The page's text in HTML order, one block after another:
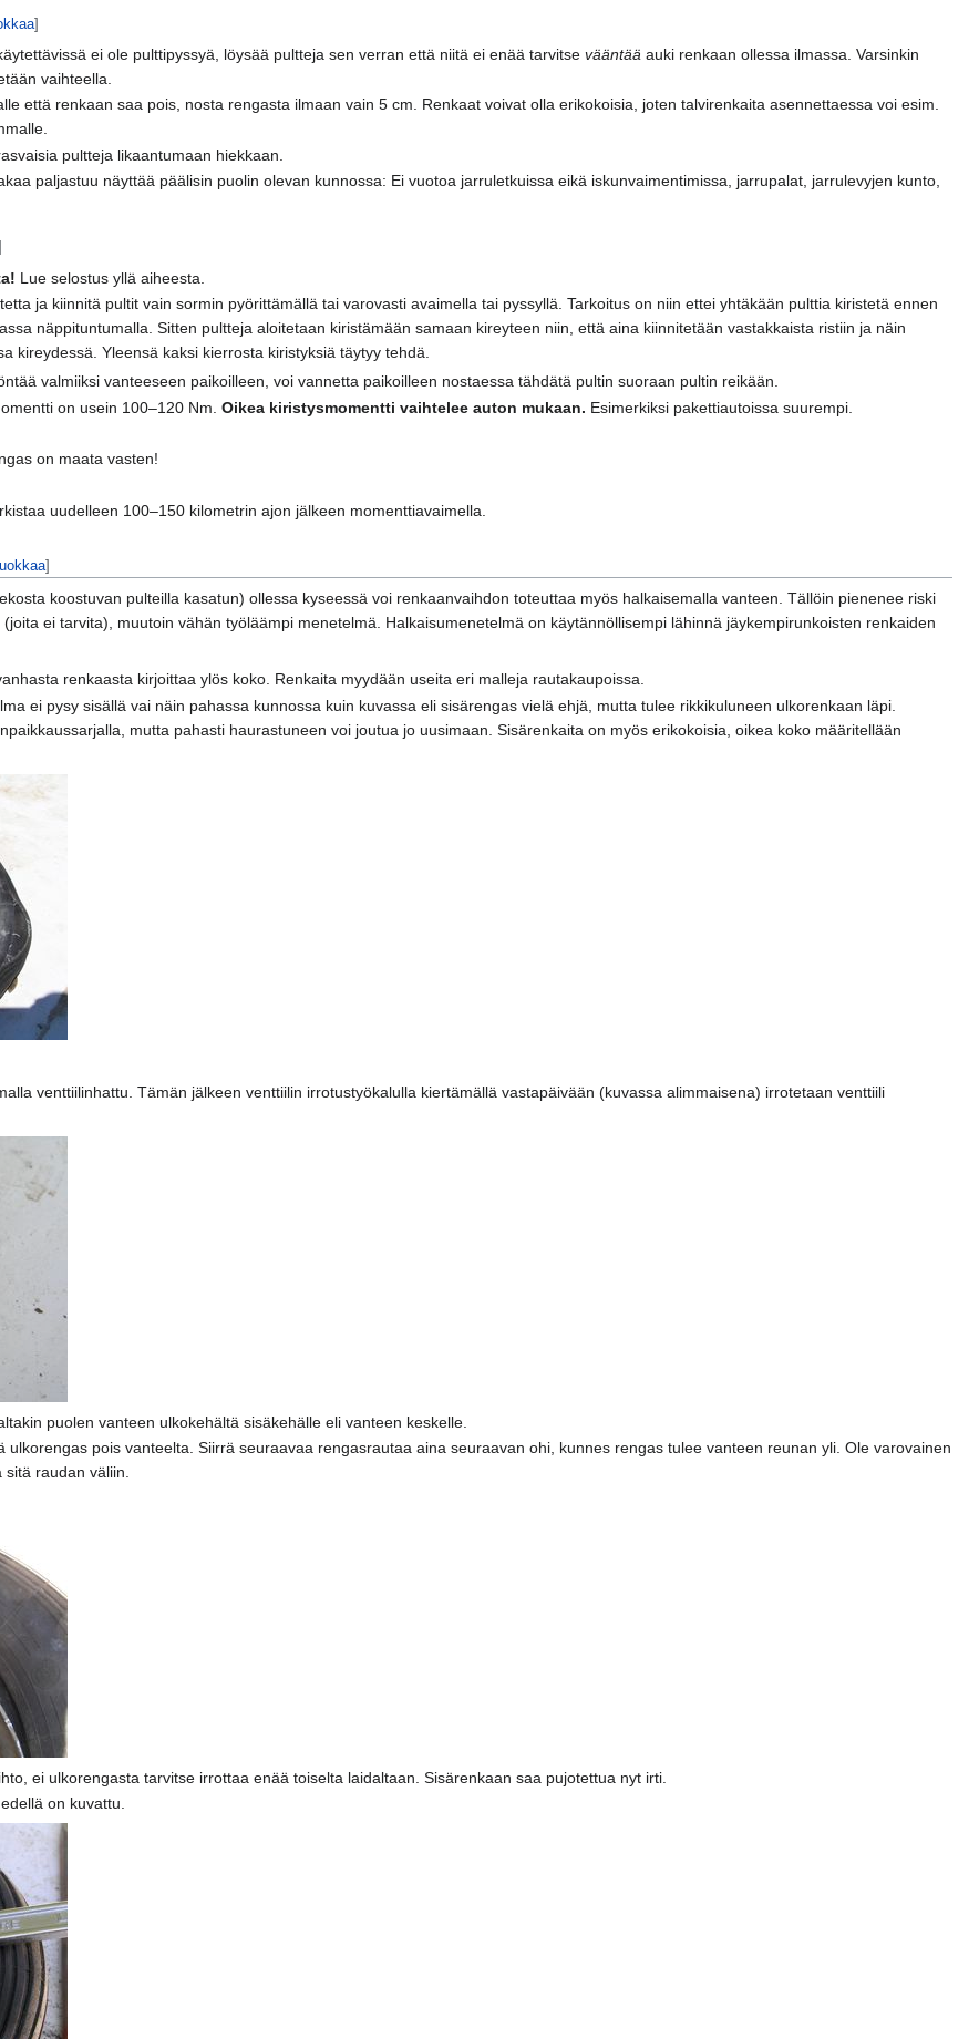
]
ei ole pulttipyssyä, löysää pultteja sen verran että niitä ei enää tarvitse vääntää auki renkaan ollessa ilmassa. Varsinkin
vaihteella.
että renkaan saa pois, nosta rengasta ilmaan vain 5 cm. Renkaat voivat olla erikokoisia, joten talvirenkaita asennettaessa voi esim.
pultteja likaantumaan hiekkaan.
paljastuu näyttää päälisin puolin olevan kunnossa: Ei vuotoa jarruletkuissa eikä iskunvaimentimissa, jarrupalat, jarrulevyjen kunto,
Lue selostus yllä aiheesta.
ja kiinnitä pultit vain sormin pyörittämällä tai varovasti avaimella tai pyssyllä. Tarkoitus on niin ettei yhtäkään pulttia kiristetä ennen
näppituntumalla. Sitten pultteja aloitetaan kiristämään samaan kireyteen niin, että aina kiinnitetään vastakkaista ristiin ja näin
kireydessä. Yleensä kaksi kierrosta kiristyksiä täytyy tehdä.
valmiiksi vanteeseen paikoilleen, voi vannetta paikoilleen nostaessa tähdätä pultin suoraan pultin reikään.
on usein 100–120 Nm. Oikea kiristysmomentti vaihtelee auton mukaan. Esimerkiksi pakettiautoissa suurempi.
on maata vasten!
uudelleen 100–150 kilometrin ajon jälkeen momenttiavaimella.
]
koostuvan pulteilla kasatun) ollessa kyseessä voi renkaanvaihdon toteuttaa myös halkaisemalla vanteen. Tällöin pienenee riski
ei tarvita), muutoin vähän työläämpi menetelmä. Halkaisumenetelmä on käytännöllisempi lähinnä jäykempirunkoisten renkaiden
renkaasta kirjoittaa ylös koko. Renkaita myydään useita eri malleja rautakaupoissa.
ei pysy sisällä vai näin pahassa kunnossa kuin kuvassa eli sisärengas vielä ehjä, mutta tulee rikkikuluneen ulkorenkaan läpi.
mutta pahasti haurastuneen voi joutua jo uusimaan. Sisärenkaita on myös erikokoisia, oikea koko määritellään
venttiilinhattu. Tämän jälkeen venttiilin irrotustyökalulla kiertämällä vastapäivään (kuvassa alimmaisena) irrotetaan venttiili
puolen vanteen ulkokehältä sisäkehälle eli vanteen keskelle.
ulkorengas pois vanteelta. Siirrä seuraavaa rengasrautaa aina seuraavan ohi, kunnes rengas tulee vanteen reunan yli. Ole varovainen
raudan väliin.
ei ulkorengasta tarvitse irrottaa enää toiselta laidaltaan. Sisärenkaan saa pujotettua nyt irti.
on kuvattu.